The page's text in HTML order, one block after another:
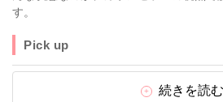
す。
Pick up
続きを読む